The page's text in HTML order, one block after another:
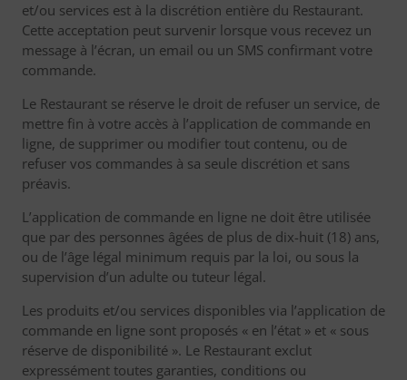
et/ou services est à la discrétion entière du Restaurant.
Cette acceptation peut survenir lorsque vous recevez un
message à l’écran, un email ou un SMS confirmant votre
commande.
Le Restaurant se réserve le droit de refuser un service, de
mettre fin à votre accès à l’application de commande en
ligne, de supprimer ou modifier tout contenu, ou de
refuser vos commandes à sa seule discrétion et sans
préavis.
L’application de commande en ligne ne doit être utilisée
que par des personnes âgées de plus de dix-huit (18) ans,
ou de l’âge légal minimum requis par la loi, ou sous la
supervision d’un adulte ou tuteur légal.
Les produits et/ou services disponibles via l’application de
commande en ligne sont proposés « en l’état » et « sous
réserve de disponibilité ». Le Restaurant exclut
expressément toutes garanties, conditions ou